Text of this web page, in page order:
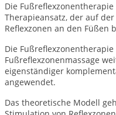
Die
Therapieansatz, der auf
Reflexzonen an den Füßen
Die
Fußreflexzonenmassage
eigenständiger
angewendet.
Das theoretische Modell